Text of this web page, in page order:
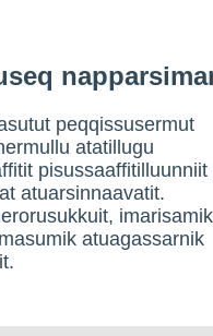
peqqissusermut
atatillugu
pisussaaffitilluunniit
atuarsinnaavatit.
imarisamik
atuagassarnik